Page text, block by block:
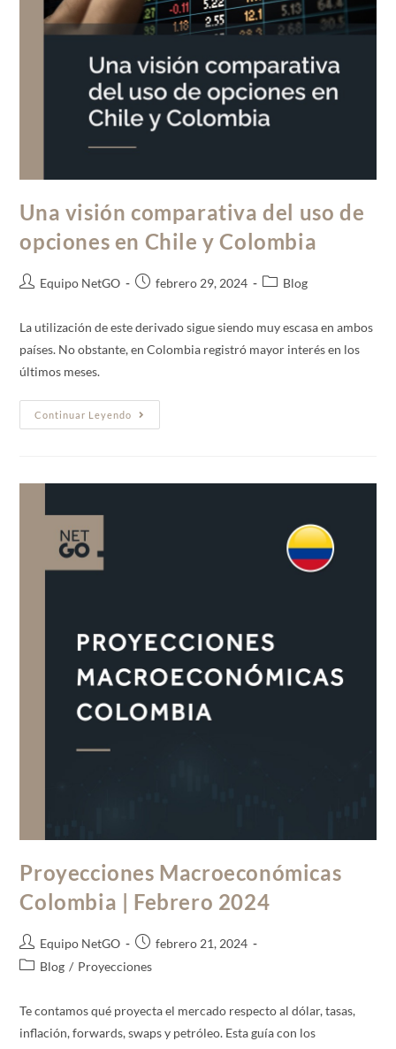
Una visión comparativa del uso de
opciones en Chile y Colombia
Equipo NetGO febrero 29, 2024 Blog
La utilización de este derivado sigue siendo muy escasa en ambos
países. No obstante, en Colombia registró mayor interés en los
últimos meses.
Continuar Leyendo
Proyecciones Macroeconómicas
Colombia | Febrero 2024
Equipo NetGO
febrero 21, 2024
Blog / Proyecciones
Te contamos qué proyecta el mercado respecto al dólar, tasas,
inflación, forwards, swaps y petróleo. Esta guía con los